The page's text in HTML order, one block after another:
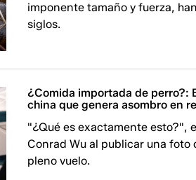
imponente tamaño y fuerza,
siglos.
¿Comida importada de perro?:
china que genera asombro en
"¿Qué es exactamente esto?",
Conrad Wu al publicar una foto
pleno vuelo.